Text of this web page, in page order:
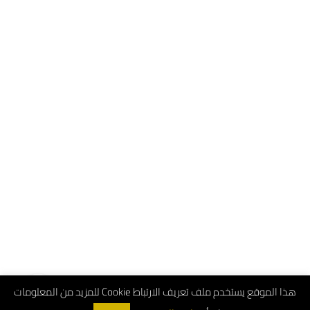
هذا الموقع يستخدم ملف تعريف الارتباط Cookie للمزيد من المعلومات